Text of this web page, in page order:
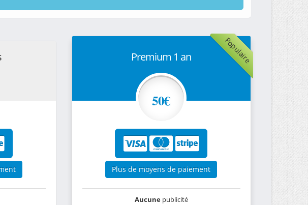
Populaire
Premium 1 an
50€
Plus de moyens de paiement
Aucunepublicité